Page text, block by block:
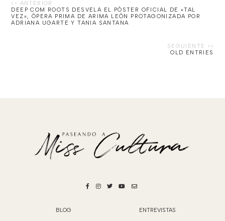
DEEP COM ROOTS DESVELA EL PÓSTER OFICIAL DE «TAL
VEZ», ÓPERA PRIMA DE ARIMA LEÓN PROTAGONIZADA POR
ADRIANA UGARTE Y TANIA SANTANA
OLD ENTRIES
BLOG ENTREVISTAS